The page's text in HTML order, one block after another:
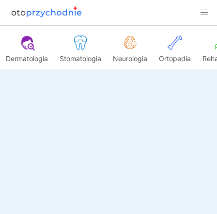
Dermatologia Stomatologia Neurologia Ortopedia